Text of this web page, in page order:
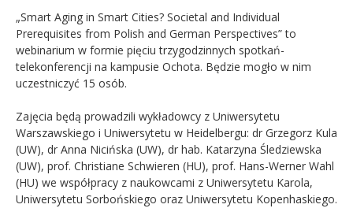
„Smart Aging in Smart Cities? Societal and Individual
Prerequisites from Polish and German Perspectives”to
webinarium w formie pięciu trzygodzinnych spotkań-
telekonferencji na kampusie Ochota. Będzie mogło w nim
uczestniczyć 15 osób.
Zajęcia będą prowadzili wykładowcy z Uniwersytetu
Warszawskiego i Uniwersytetu w Heidelbergu: dr Grzegorz Kula
(UW), dr Anna Nicińska (UW), dr hab. Katarzyna Śledziewska
(UW), prof. Christiane Schwieren (HU), prof. Hans-Werner Wahl
(HU) we współpracy z naukowcami z Uniwersytetu Karola,
Uniwersytetu Sorbońskiego oraz Uniwersytetu Kopenhaskiego.